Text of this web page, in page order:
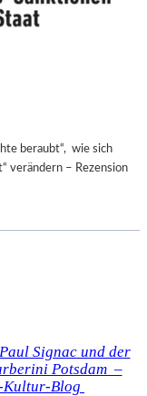
beraubt“, wie sich
verändern – Rezension
Signac und der
Potsdam –
Kultur-Blog